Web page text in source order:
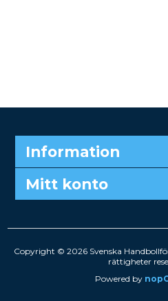
Information
Mitt konto
Copyright © 2026 Svenska
rättigheter
Powered by